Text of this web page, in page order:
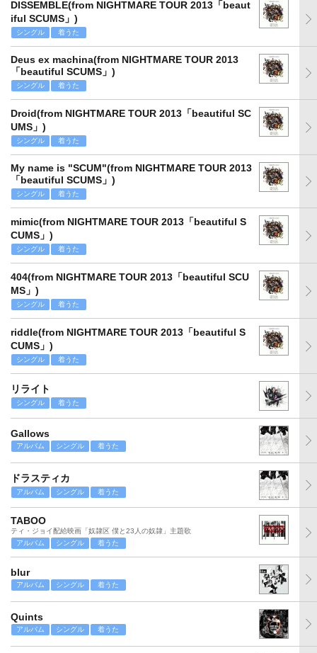
DISSEMBLE(from NIGHTMARE TOUR 2013「beaut
iful SCUMS」)
シングル 着うた
Deus ex machina(from NIGHTMARE TOUR 2013
「beautiful SCUMS」)
シングル 着うた
Droid(from NIGHTMARE TOUR 2013「beautiful SC
UMS」)
シングル 着うた
My name is "SCUM"(from NIGHTMARE TOUR 2013
「beautiful SCUMS」)
シングル 着うた
mimic(from NIGHTMARE TOUR 2013「beautiful S
CUMS」)
シングル 着うた
404(from NIGHTMARE TOUR 2013「beautiful SCU
MS」)
シングル 着うた
riddle(from NIGHTMARE TOUR 2013「beautiful S
CUMS」)
シングル 着うた
リライト
シングル 着うた
Gallows
アルバム シングル 着うた
ドラスティカ
アルバム シングル 着うた
TABOO
ティ・ジョイ配給映画「奴隷区 僕と23人の奴隷」主題歌
アルバム
シングル 着うた
blur
アルバム シングル 着うた
Quints
アルバム シングル 着うた